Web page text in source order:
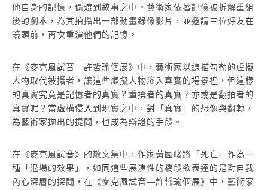
他自身的記憶，偷渡到敘事之中。藝術家依著記憶被拆解重組
後的劇本，為其拍攝出一部動畫錄像影片，並邀請三位好友在
鏡頭前，再次重演他們的記憶。
在《麥克風試音—許哲瑜個展》中，藝術家以線描勾勒的虛擬
人物取代被攝者，讓這些虛擬人物滲入真實的場景裡，但這樣
的真實究竟是記憶者的真實？重撰者的真實？亦或是翻拍者的
真實呢？當虛構侵入到現實之中，對「真實」的想像與翻轉，
為藝術家拋出的提問，也成為辯證的手段。
在《麥克風試音》的散文集中，作家黃國峻將「死亡」作為一
種「退場的效果」，如同這些展演性的橋段欲表達的是對自我
內心深層的探問，在《麥克風試音—許哲瑜個展》中，藝術家